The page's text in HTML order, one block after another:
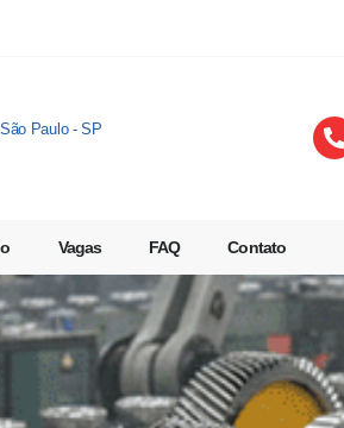
Paulo - SP
Vagas FAQ Contato